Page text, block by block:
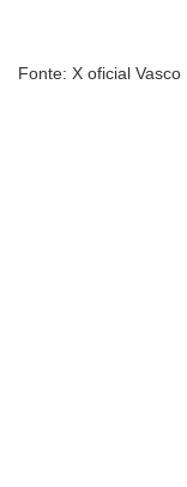
Fonte: X oficial Vasco